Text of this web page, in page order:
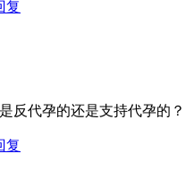
反代孕的还是支持代孕的？